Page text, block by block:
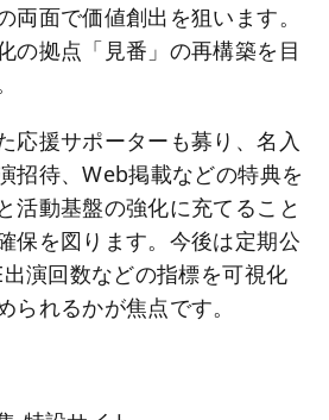
両面で価値創出を狙います。
の拠点「見番」の再構築を目
応援サポーターも募り、名入
招待、Web掲載などの特典を
活動基盤の強化に充てること
保を図ります。今後は定期公
演回数などの指標を可視化
られるかが焦点です。